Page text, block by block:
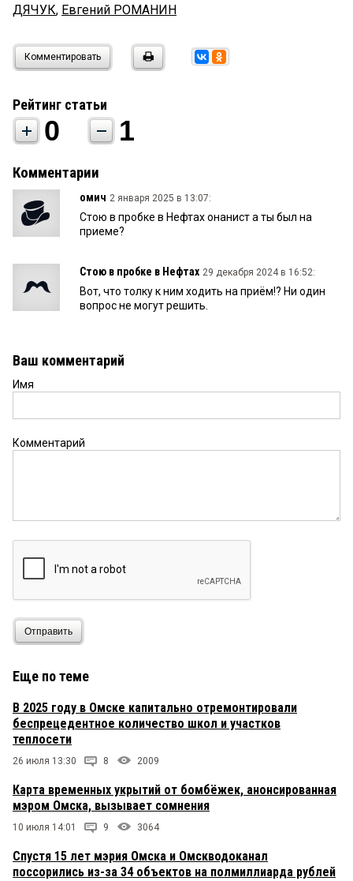
ДЯЧУК, Евгений РОМАНИН
Комментировать
Рейтинг статьи
0 1
Комментарии
омич 2 января 2025 в 13:07:
Стою в пробке в Нефтах онанист а ты был на
приеме?
Стою в пробке в Нефтах 29 декабря 2024 в 16:52:
Вот, что толку к ним ходить на приëм!? Ни один
вопрос не могут решить.
Ваш комментарий
Имя
Комментарий
Отправить
Еще по теме
В 2025 году в Омске капитально отремонтировали
беспрецедентное количество школ и участков
теплосети
26 июля 13:30 8 2009
Карта временных укрытий от бомбёжек, анонсированная
мэром Омска, вызывает сомнения
10 июля 14:01 9 3064
Спустя 15 лет мэрия Омска и Омскводоканал
поссорились из-за 34 объектов на полмиллиарда рублей